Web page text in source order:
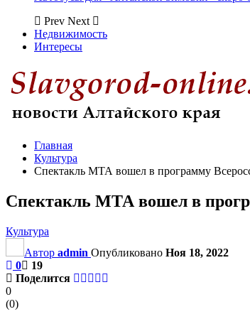
Prev Next
Недвижимость
Интересы
Главная
Культура
Спектакль МТА вошел в программу
Спектакль МТА вошел в
Культура
Автор admin Опубликовано Ноя 18, 2022
0
19
Поделится
0
(0)